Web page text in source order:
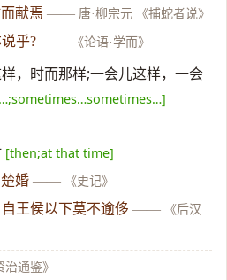
献焉 —— 唐·柳宗元 《捕蛇者说》
乎? —— 《论语·学而》
，时而那样;一会儿这样，一会
[then;at that time]
婚 —— 《史记》
王侯以下莫不逾侈 ——
《后汉
治通鉴》